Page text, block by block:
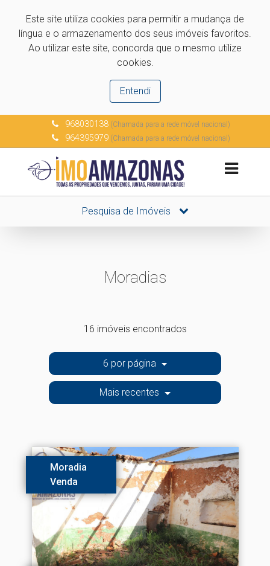
Este site utiliza cookies para permitir a mudança de
língua e o armazenamento dos seus imóveis favoritos.
Ao utilizar este site, concorda que o mesmo utilize
cookies.
Entendi
968030138 (Chamada para a rede móvel nacional)
964395979 (Chamada para a rede móvel nacional)
Pesquisa de Imóveis
Moradias
16 imóveis encontrados
6 por página
Mais recentes
Moradia
Venda